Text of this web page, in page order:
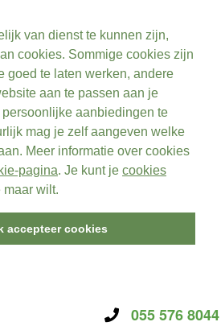
van dienst te kunnen zijn,
cookies. Sommige cookies zijn
goed te laten werken, andere
aan te passen aan je
aanbiedingen te
mag je zelf aangeven welke
Meer informatie over cookies
pagina. Je kunt je cookies
wilt.
accepteer cookies
055 576 8044